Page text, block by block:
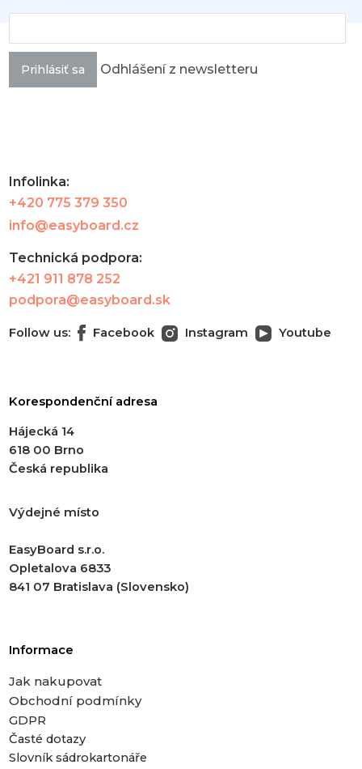
Prihlásiť sa Odhlášení z newsletteru
Infolinka:
+420 775 379 350
info@easyboard.cz
Technická podpora:
+421 911 878 252
podpora@easyboard.sk
Follow us: Facebook Instagram Youtube
Korespondenční adresa
Hájecká 14
618 00 Brno
Česká republika
Výdejné místo
EasyBoard s.r.o.
Opletalova 6833
841 07 Bratislava (Slovensko)
Informace
Jak nakupovat
Obchodní podmínky
GDPR
Časté dotazy
Slovník sádrokartonáře